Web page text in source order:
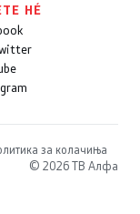
НÉ
за колачиња
© 2026 ТВ Алфа